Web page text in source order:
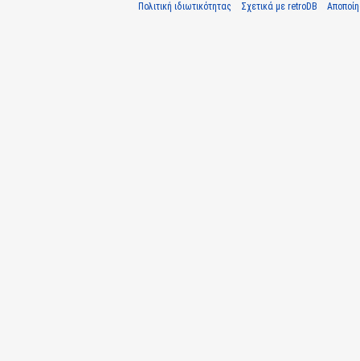
Πολιτική ιδιωτικότητας Σχετικά με retroDB